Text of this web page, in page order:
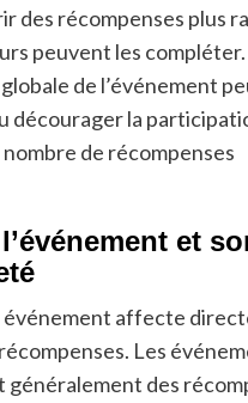
des récompenses plus
peuvent les
de l’événement
décourager la
de récompenses
et
événement affecte
Les
des